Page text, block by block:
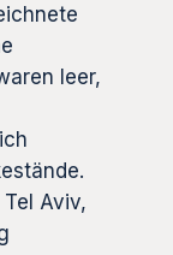
leer,
Aviv,